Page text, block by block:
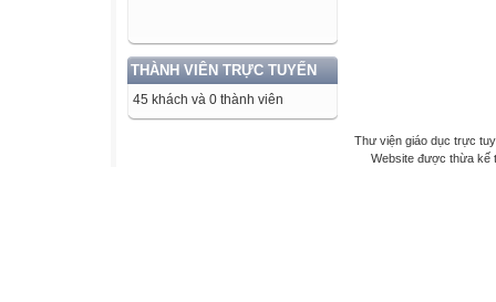
THÀNH VIÊN TRỰC TUYẾN
45 khách và 0 thành viên
Thư viện giáo dục trực
Website được thừa kế